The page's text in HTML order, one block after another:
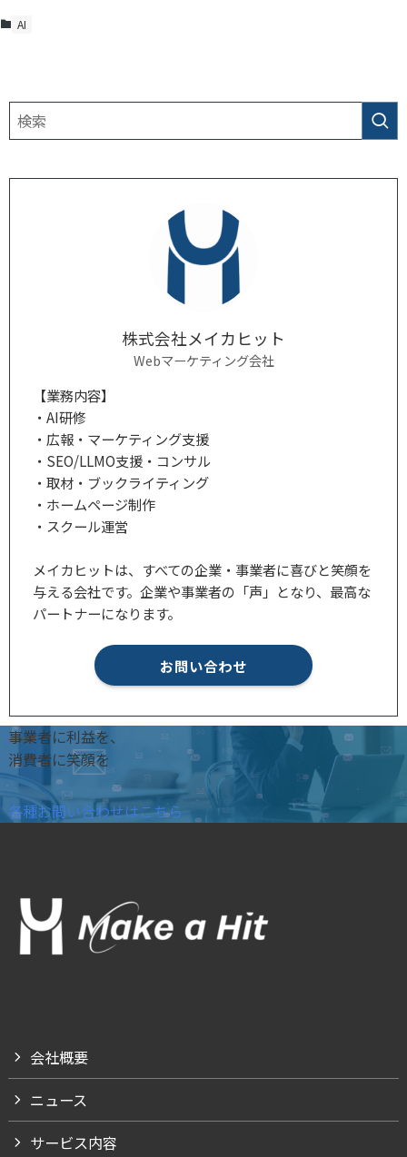
AI
株式会社メイカヒット
Webマーケティング会社
【業務内容】
・AI研修
・広報・マーケティング支援
・SEO/LLMO支援・コンサル
・取材・ブックライティング
・ホームページ制作
・スクール運営
メイカヒットは、すべての企業・事業者に喜びと笑顔を
与える会社です。企業や事業者の「声」となり、最高な
パートナーになります。
お問い合わせ
事業者に利益を、
消費者に笑顔を
各種お問い合わせはこちら
会社概要
ニュース
サービス内容